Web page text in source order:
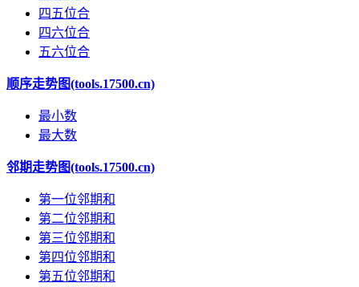
四五位合
四六位合
五六位合
顺序走势图(tools.17500.cn)
最小数
最大数
邻期走势图(tools.17500.cn)
第一位邻期和
第二位邻期和
第三位邻期和
第四位邻期和
第五位邻期和